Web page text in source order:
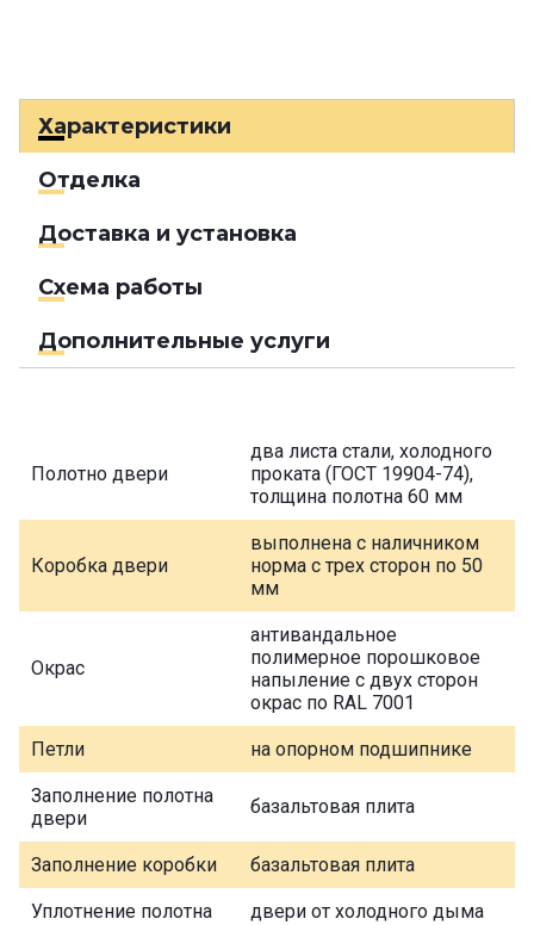
Характеристики
Отделка
Доставка и установка
Схема работы
Дополнительные услуги
Полотно двери
два листа стали, холодного
проката (ГОСТ 19904-74),
толщина полотна 60 мм
Коробка двери
выполнена с наличником
норма с трех сторон по 50
мм
Окрас
антивандальное
полимерное порошковое
напыление с двух сторон
окрас по RAL 7001
Петли на опорном подшипнике
Заполнение полотна
двери
базальтовая плита
Заполнение коробки базальтовая плита
Уплотнение полотна двери от холодного дыма